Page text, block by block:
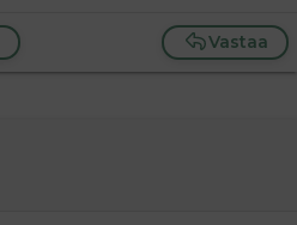
Vastaa